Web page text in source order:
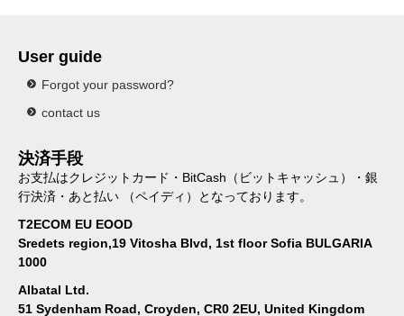
User guide
Forgot your password?
contact us
決済手段
お支払はクレジットカード・BitCash（ビットキャッシュ）・銀
行決済・あと払い （ペイディ）となっております。
T2ECOM EU EOOD
Sredets region,19 Vitosha Blvd, 1st floor Sofia BULGARIA
1000
Albatal Ltd.
51 Sydenham Road, Croyden, CR0 2EU, United Kingdom